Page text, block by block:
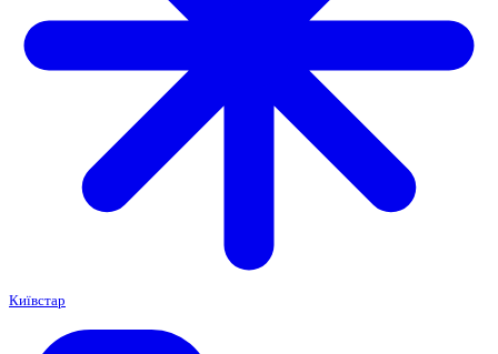
Київстар